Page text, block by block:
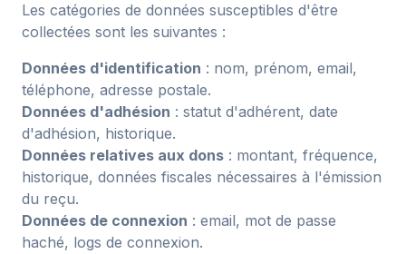
Les catégories de données susceptibles d'être
collectées sont les suivantes :
Données d'identification : nom, prénom, email,
téléphone, adresse postale.
Données d'adhésion : statut d'adhérent, date
d'adhésion, historique.
Données relatives aux dons : montant, fréquence,
historique, données fiscales nécessaires à l'émission
du reçu.
Données de connexion : email, mot de passe
haché, logs de connexion.